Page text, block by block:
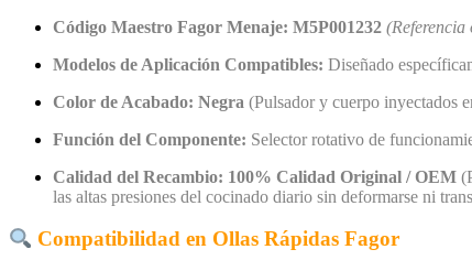
Código Maestro Fagor Menaje: M5P001232 (Referencia
Modelos de Aplicación Compatibles: Diseñado
Color de Acabado: Negra (Pulsador y cuerpo inyectados
Función del Componente: Selector rotativo de
Calidad del Recambio: 100% Calidad Original / OEM
las altas presiones del cocinado diario sin deformarse ni
Compatibilidad en Ollas Rápidas Fagor